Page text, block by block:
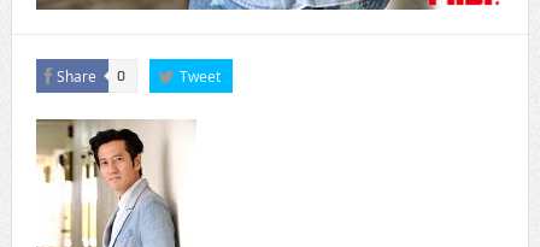
Share 0 Tweet